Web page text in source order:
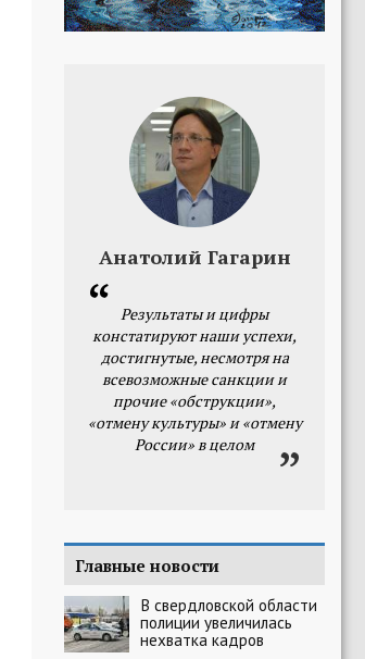
Анатолий Гагарин
Результаты и цифры
констатируют наши успехи,
достигнутые, несмотря на
всевозможные санкции и
прочие «обструкции»,
«отмену культуры» и «отмену
России» в целом
Главные новости
В свердловской области
полиции увеличилась
нехватка кадров